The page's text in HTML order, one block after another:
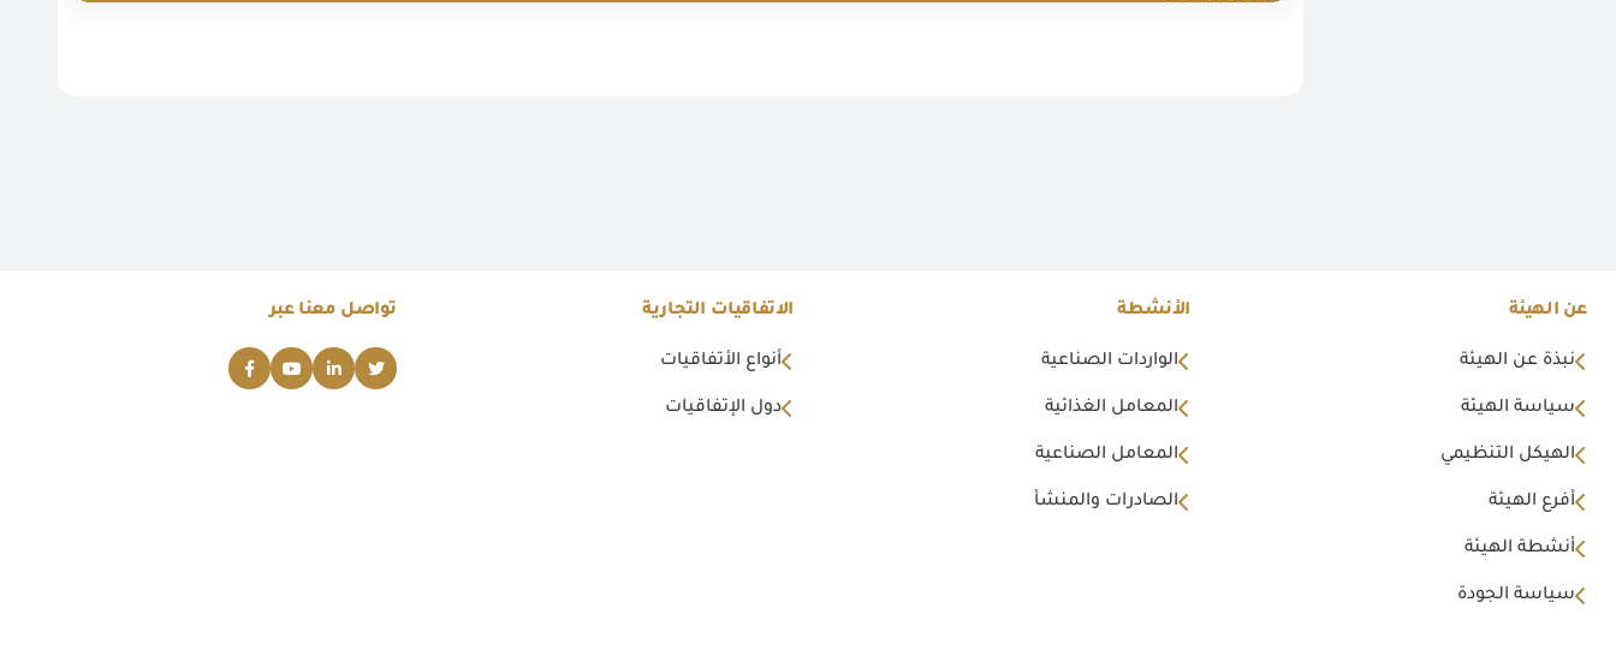
عن الهيئة
نبذة عن الهيئة
سياسة الهيئة
الهيكل التنظيمي
أفرع الهيئة
أنشطة الهيئة
سياسة الجودة
الأنشطة
الواردات الصناعية
المعامل الغذائية
المعامل الصناعية
الصادرات والمنشأ
الاتفاقيات التجارية
أنواع الأتفاقيات
دول الإتفاقيات
تواصل معنا عبر